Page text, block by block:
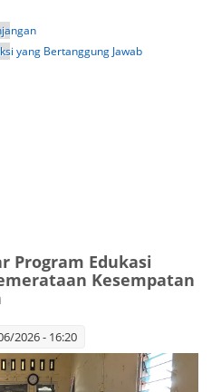
yang Bertanggung Jawab
Program Edukasi
Kesempatan
2026 - 16:20